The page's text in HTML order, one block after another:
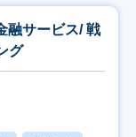
融サービス/ 戦
グ